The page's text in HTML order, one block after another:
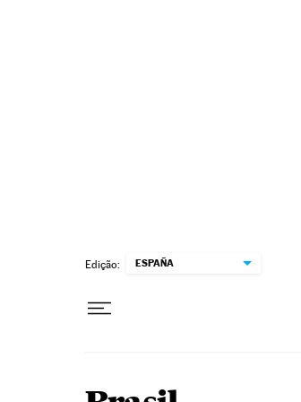
Edição: ESPAÑA